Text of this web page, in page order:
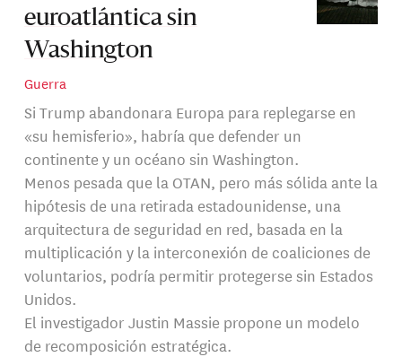
euroatlántica sin
Washington
Guerra
Si Trump abandonara Europa para replegarse en
«su hemisferio», habría que defender un
continente y un océano sin Washington.
Menos pesada que la OTAN, pero más sólida ante la
hipótesis de una retirada estadounidense, una
arquitectura de seguridad en red, basada en la
multiplicación y la interconexión de coaliciones de
voluntarios, podría permitir protegerse sin Estados
Unidos.
El investigador Justin Massie propone un modelo
de recomposición estratégica.